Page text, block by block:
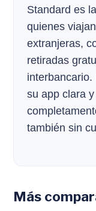
Standard es
quienes
extranjeras,
retiradas
su app clara
también sin
Más